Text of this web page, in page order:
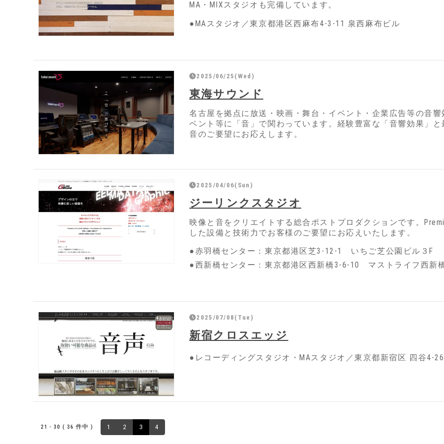
MA・MIXスタジオも完備しています。
●MAスタジオ／東京都港区西麻布4-3-11 泉西麻布ビル
2025/06/25(Wed)
東海サウンド
名古屋を拠点に放送・映画・舞台・イベント・企業広告等の音
ベント等に「音」で関わっています。経験豊富な「音響効果」
音のご要望にお応えします。
2025/04/06(Sun)
ジーリンクスタジオ
映像と音をクリエイトする総合ポストプロダクションです。
した設備と技術力でお客様のご要望にお応えいたします。
●赤羽橋センター：東京都港区芝3-12-1 いちご芝公園ビル３F
●西新橋センター：東京都港区西新橋3-6-10 マストライフ西新
2025/07/08(Tue)
新宿クロスエッジ
●レコーディングスタジオ・MAスタジオ／東京都新宿区 四谷4-
21 - 30 ( 36 件中 ) 1 2 3 4